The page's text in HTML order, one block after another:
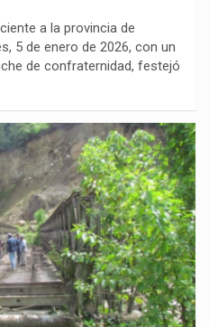
a la provincia de
5 de enero de 2026, con un
de confraternidad, festejó